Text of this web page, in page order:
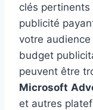
clés
publicité
votre
budget
peuvent être
Microsoft
et autres